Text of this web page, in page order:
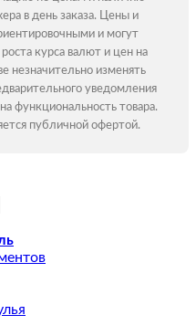
в день заказа. Цены и
и могут
курса валют и цен на
незначительно изменять
уведомления
функциональность товара.
публичной офертой.